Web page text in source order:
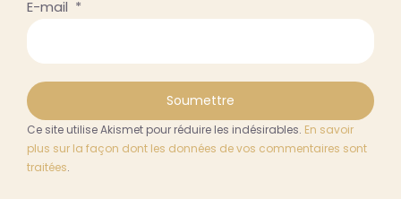
E-mail *
Ce site utilise Akismet pour réduire les indésirables. En savoir
plus sur la façon dont les données de vos commentaires sont
traitées.